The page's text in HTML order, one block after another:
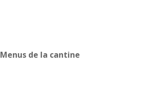
Menus de la cantine